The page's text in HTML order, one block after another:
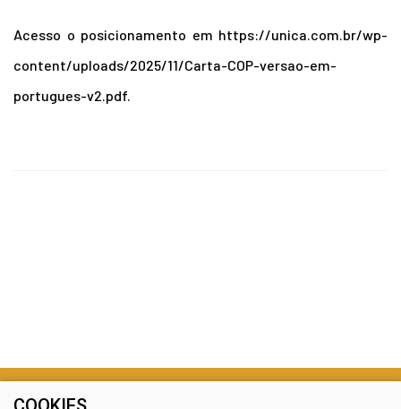
Acesso o posicionamento em https://unica.com.br/wp-
content/uploads/2025/11/Carta-COP-versao-em-
portugues-v2.pdf.